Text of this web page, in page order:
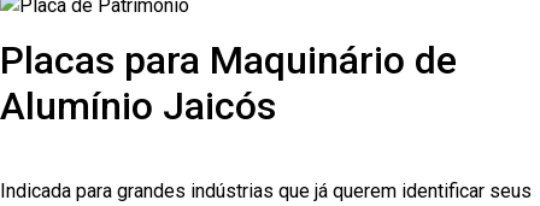
Placas para Maquinário de
Alumínio Jaicós
Indicada para grandes indústrias que já querem identificar seus